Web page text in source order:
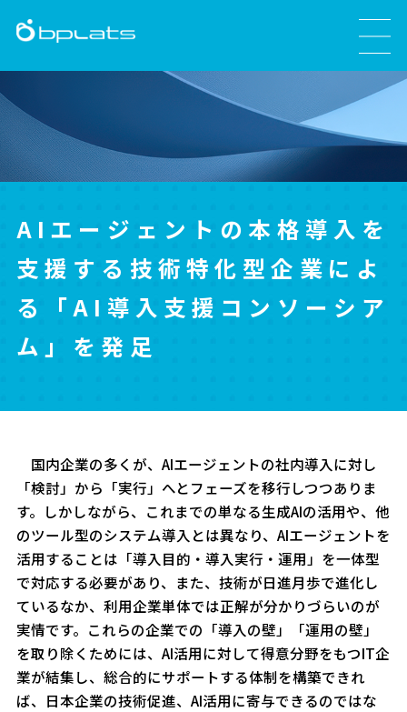
AIエージェントの本格導入を
支援する技術特化型企業によ
る「AI導入支援コンソーシア
ム」を発足
国内企業の多くが、AIエージェントの社内導入に対し
「検討」から「実行」へとフェーズを移行しつつありま
す。しかしながら、これまでの単なる生成AIの活用や、他
のツール型のシステム導入とは異なり、AIエージェントを
活用することは「導入目的・導入実行・運用」を一体型
で対応する必要があり、また、技術が日進月歩で進化し
ているなか、利用企業単体では正解が分かりづらいのが
実情です。これらの企業での「導入の壁」「運用の壁」
を取り除くためには、AI活用に対して得意分野をもつIT企
業が結集し、総合的にサポートする体制を構築できれ
ば、日本企業の技術促進、AI活用に寄与できるのではな